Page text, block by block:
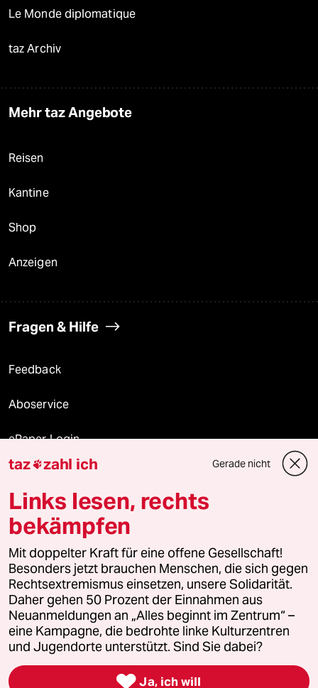
Le Monde diplomatique
taz Archiv
Mehr taz Angebote
Reisen
Kantine
Shop
Anzeigen
Fragen & Hilfe
Feedback
Aboservice
ePaper Login
Downloads für Abonnierende
© 2026 taz Verlags und Vertriebs GmbH
Alle Rechte vorbehalten. Bei rechtlichen Fragen oder für Genehmigungen
wenden Sie sich bitte an
lizenzen@taz.de
Feedback Redaktionsstatut Kommune-Richtlinien
Leitlinie Informant Datenschutz Impressum AGB
Seitenwende Einwilligungen widerrufen (Ads)
taz zahl ich Gerade nicht
Links lesen, rechts
bekämpfen
Mit doppelter Kraft für eine offene Gesellschaft!
Besonders jetzt brauchen Menschen, die sich gegen
Rechtsextremismus einsetzen, unsere Solidarität.
Daher gehen 50 Prozent der Einnahmen aus
Neuanmeldungen an „Alles beginnt im Zentrum“ –
eine Kampagne, die bedrohte linke Kulturzentren
und Jugendorte unterstützt. Sind Sie dabei?
 Ja, ich will